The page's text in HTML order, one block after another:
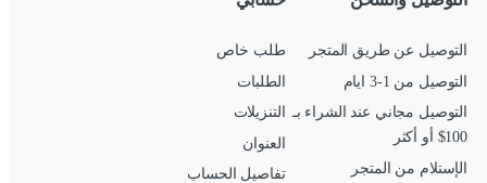
التوصيل عن طريق المتجر
التوصيل من 1-3 ايام
التوصيل مجاني عند الشراء بـ
100$ أو أكثر
الإستلام من المتجر
طلب خاص
الطلبات
التنزيلات
العنوان
تفاصيل الحساب